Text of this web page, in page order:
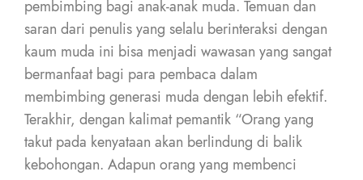
pembimbing bagi anak-anak muda. Temuan dan
saran dari penulis yang selalu berinteraksi dengan
kaum muda ini bisa menjadi wawasan yang sangat
bermanfaat bagi para pembaca dalam
membimbing generasi muda dengan lebih efektif.
Terakhir, dengan kalimat pemantik “Orang yang
takut pada kenyataan akan berlindung di balik
kebohongan. Adapun orang yang membenci